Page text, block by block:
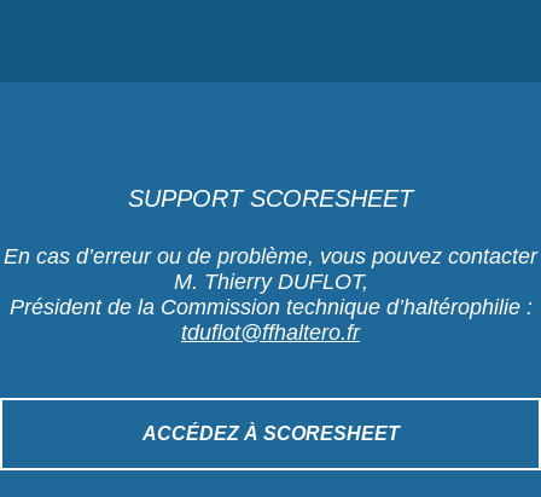
SUPPORT SCORESHEET
En cas d’erreur ou de problème, vous pouvez contacter
M. Thierry DUFLOT,
Président de la Commission technique d’haltérophilie :
tduflot@ffhaltero.fr
ACCÉDEZ À SCORESHEET